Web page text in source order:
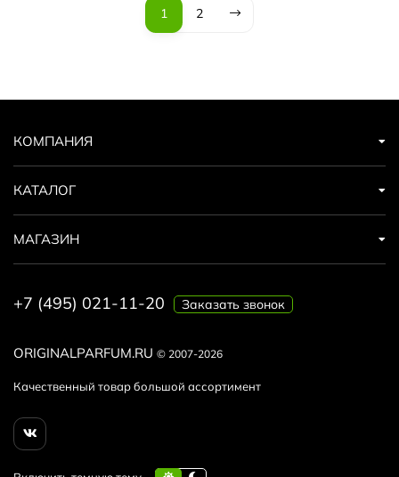
1 2
ORIGINALPARFUM.RU © 2007-2026
Качественный товар большой ассортимент
КОМПАНИЯ
КАТАЛОГ
МАГАЗИН
+7 (495) 021-11-20 Заказать звонок